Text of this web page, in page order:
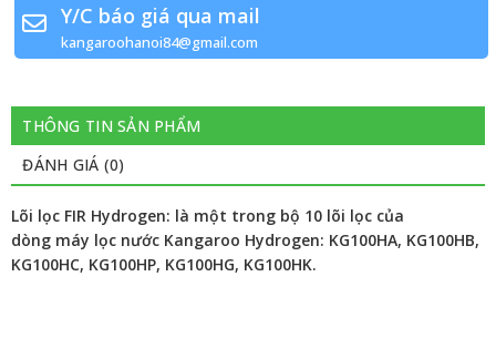
Y/C báo giá qua mail
kangaroohanoi84@gmail.com
THÔNG TIN SẢN PHẨM
ĐÁNH GIÁ (0)
Lõi lọc FIR Hydrogen: là một trong bộ 10 lõi lọc của
dòng máy lọc nước Kangaroo Hydrogen: KG100HA, KG100HB,
KG100HC, KG100HP, KG100HG, KG100HK.